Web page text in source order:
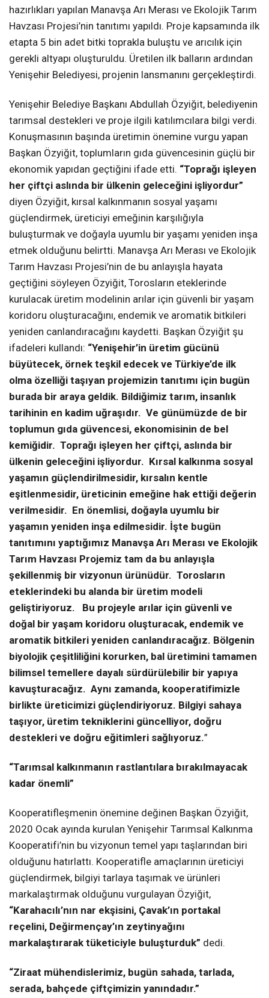
hazırlıkları yapılan Manavşa Arı Merası ve Ekolojik Tarım
Havzası Projesi’nin tanıtımı yapıldı. Proje kapsamında ilk
etapta 5 bin adet bitki toprakla buluştu ve arıcılık için
gerekli altyapı oluşturuldu. Üretilen ilk balların ardından
Yenişehir Belediyesi, projenin lansmanını gerçekleştirdi.
Yenişehir Belediye Başkanı Abdullah Özyiğit, belediyenin
tarımsal destekleri ve proje ilgili katılımcılara bilgi verdi.
Konuşmasının başında üretimin önemine vurgu yapan
Başkan Özyiğit, toplumların gıda güvencesinin güçlü bir
ekonomik yapıdan geçtiğini ifade etti. “Toprağı işleyen
her çiftçi aslında bir ülkenin geleceğini işliyordur”
diyen Özyiğit, kırsal kalkınmanın sosyal yaşamı
güçlendirmek, üreticiyi emeğinin karşılığıyla
buluşturmak ve doğayla uyumlu bir yaşamı yeniden inşa
etmek olduğunu belirtti. Manavşa Arı Merası ve Ekolojik
Tarım Havzası Projesi’nin de bu anlayışla hayata
geçtiğini söyleyen Özyiğit, Torosların eteklerinde
kurulacak üretim modelinin arılar için güvenli bir yaşam
koridoru oluşturacağını, endemik ve aromatik bitkileri
yeniden canlandıracağını kaydetti. Başkan Özyiğit şu
ifadeleri kullandı: “Yenişehir’in üretim gücünü
büyütecek, örnek teşkil edecek ve Türkiye’de ilk
olma özelliği taşıyan projemizin tanıtımı için bugün
burada bir araya geldik. Bildiğimiz tarım, insanlık
tarihinin en kadim uğraşıdır. Ve günümüzde de bir
toplumun gıda güvencesi, ekonomisinin de bel
kemiğidir. Toprağı işleyen her çiftçi, aslında bir
ülkenin geleceğini işliyordur. Kırsal kalkınma sosyal
yaşamın güçlendirilmesidir, kırsalın kentle
eşitlenmesidir, üreticinin emeğine hak ettiği değerin
verilmesidir. En önemlisi, doğayla uyumlu bir
yaşamın yeniden inşa edilmesidir. İşte bugün
tanıtımını yaptığımız Manavşa Arı Merası ve Ekolojik
Tarım Havzası Projemiz tam da bu anlayışla
şekillenmiş bir vizyonun ürünüdür. Torosların
eteklerindeki bu alanda bir üretim modeli
geliştiriyoruz. Bu projeyle arılar için güvenli ve
doğal bir yaşam koridoru oluşturacak, endemik ve
aromatik bitkileri yeniden canlandıracağız. Bölgenin
biyolojik çeşitliliğini korurken, bal üretimini tamamen
bilimsel temellere dayalı sürdürülebilir bir yapıya
kavuşturacağız. Aynı zamanda, kooperatifimizle
birlikte üreticimizi güçlendiriyoruz. Bilgiyi sahaya
taşıyor, üretim tekniklerini güncelliyor, doğru
destekleri ve doğru eğitimleri sağlıyoruz.”
“Tarımsal kalkınmanın rastlantılara bırakılmayacak
kadar önemli”
Kooperatifleşmenin önemine değinen Başkan Özyiğit,
2020 Ocak ayında kurulan Yenişehir Tarımsal Kalkınma
Kooperatifi’nin bu vizyonun temel yapı taşlarından biri
olduğunu hatırlattı. Kooperatifle amaçlarının üreticiyi
güçlendirmek, bilgiyi tarlaya taşımak ve ürünleri
markalaştırmak olduğunu vurgulayan Özyiğit,
“Karahacılı’nın nar ekşisini, Çavak’ın portakal
reçelini, Değirmençay’ın zeytinyağını
markalaştırarak tüketiciyle buluşturduk” dedi.
“Ziraat mühendislerimiz, bugün sahada, tarlada,
serada, bahçede çiftçimizin yanındadır.”